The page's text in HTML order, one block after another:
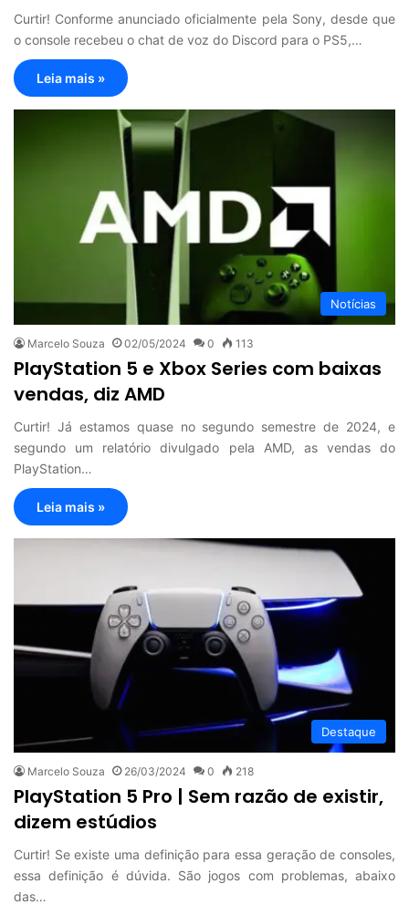
Curtir! Conforme anunciado oficialmente pela Sony, desde que
o console recebeu o chat de voz do Discord para o PS5,…
Leia mais »
Notícias
Marcelo Souza 02/05/2024 0 113
PlayStation 5 e Xbox Series com baixas
vendas, diz AMD
Curtir! Já estamos quase no segundo semestre de 2024, e
segundo um relatório divulgado pela AMD, as vendas do
PlayStation…
Leia mais »
Destaque
Marcelo Souza 26/03/2024 0 218
PlayStation 5 Pro | Sem razão de existir,
dizem estúdios
Curtir! Se existe uma definição para essa geração de consoles,
essa definição é dúvida. São jogos com problemas, abaixo
das…